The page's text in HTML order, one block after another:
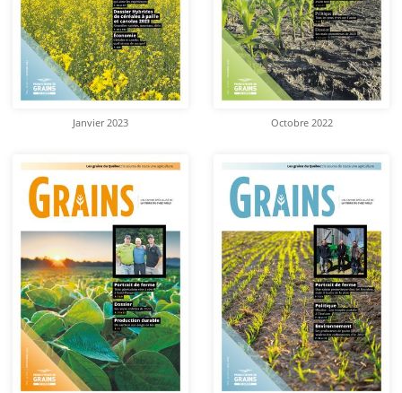
Janvier 2023 Octobre 2022